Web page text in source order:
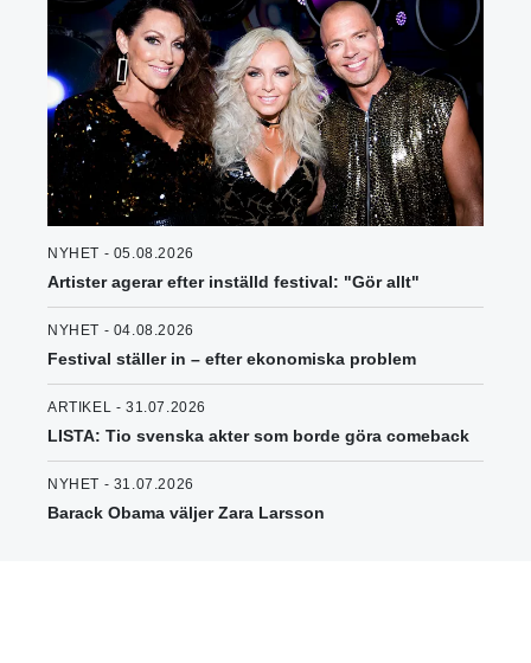
NYHET - 05.08.2026
Artister agerar efter inställd festival: "Gör allt"
NYHET - 04.08.2026
Festival ställer in – efter ekonomiska problem
ARTIKEL - 31.07.2026
LISTA: Tio svenska akter som borde göra comeback
NYHET - 31.07.2026
Barack Obama väljer Zara Larsson